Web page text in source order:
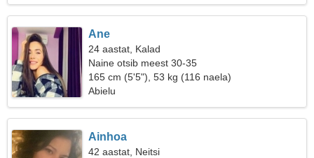
Ane
24 aastat, Kalad
Naine otsib meest 30-35
165 cm (5'5"), 53 kg (116 naela)
Abielu
Ainhoa
42 aastat, Neitsi